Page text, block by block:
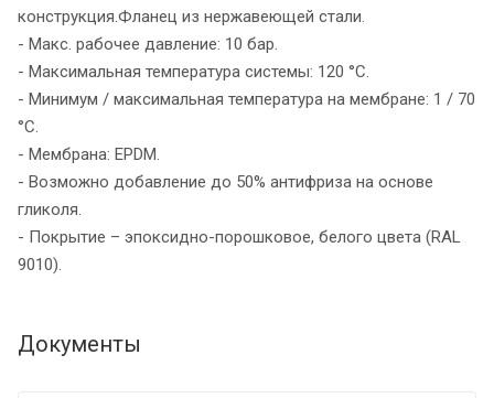
конструкция.Фланец из нержавеющей стали.
- Макс. рабочее давление: 10 бар.
- Максимальная температура системы: 120 °C.
- Минимум / максимальная температура на мембране: 1 / 70
°C.
- Мембрана: EPDM.
- Возможно добавление до 50% антифриза на основе
гликоля.
- Покрытие – эпоксидно-порошковое, белого цвета (RAL
9010).
Документы